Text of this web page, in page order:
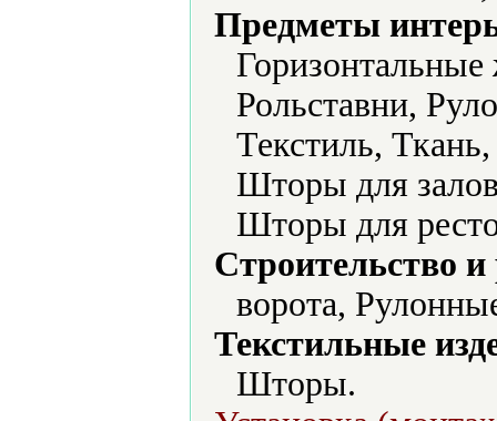
Предметы
Рольставни,
Текстиль,
Шторы для
Шторы для
Строительство
ворота,
Текстильные
Шторы.